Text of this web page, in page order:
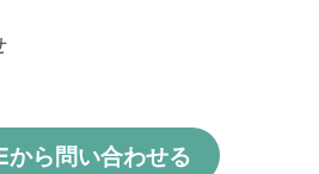
ら問い合わせる